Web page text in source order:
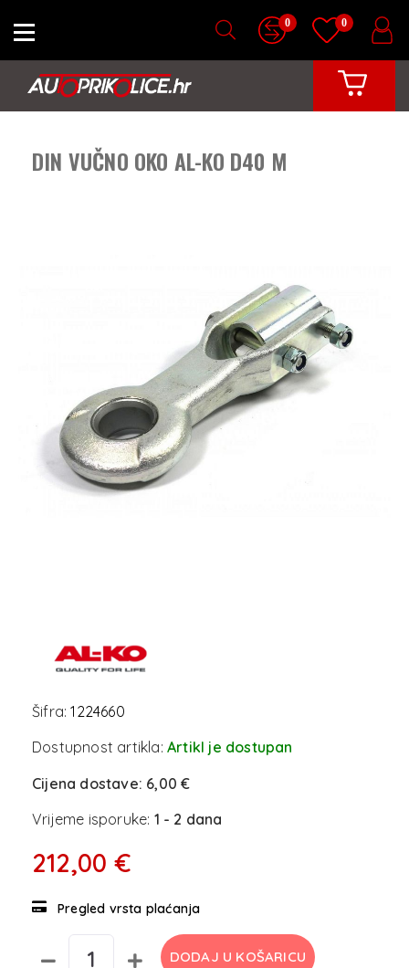
0 0
DIN VUČNO OKO AL-KO D40 M
Šifra:1224660
Dostupnost artikla: Artikl je dostupan
Cijena dostave: 6,00 €
Vrijeme isporuke: 1 - 2 dana
212,00 €
Pregled vrsta plaćanja
DODAJ U KOŠARICU